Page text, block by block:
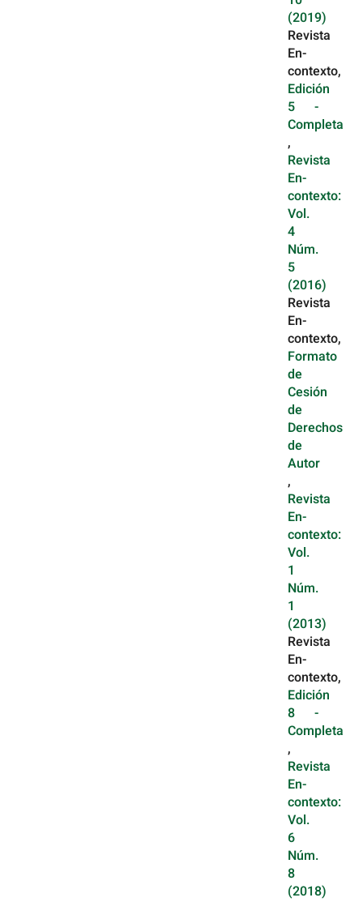
(2019)
Revista
En-
contexto,
Edición
5 -
Completa
,
Revista
En-
contexto:
Vol.
4
Núm.
5
(2016)
Revista
En-
contexto,
Formato
de
Cesión
de
Derechos
de
Autor
,
Revista
En-
contexto:
Vol.
1
Núm.
1
(2013)
Revista
En-
contexto,
Edición
8 -
Completa
,
Revista
En-
contexto:
Vol.
6
Núm.
8
(2018)